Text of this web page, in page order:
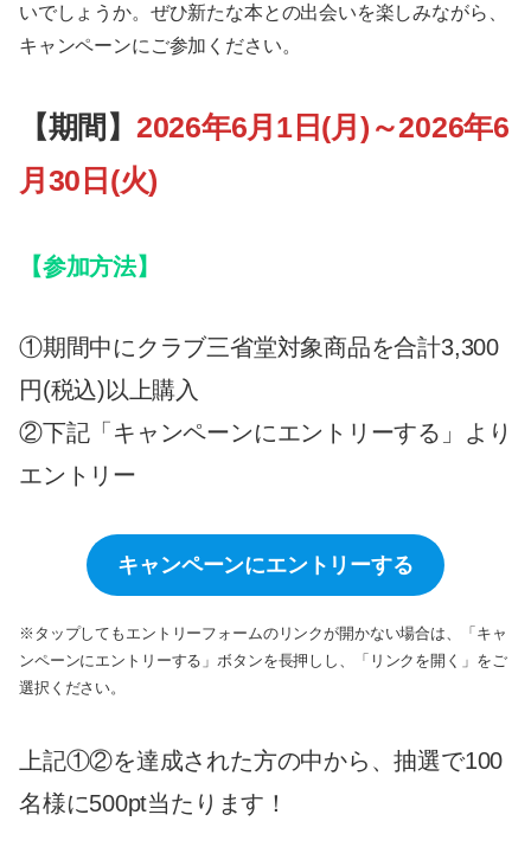
いでしょうか。ぜひ新たな本との出会いを楽しみながら、
キャンペーンにご参加ください。
【期間】 2026年6月1日(月)～2026年6
月30日(火)
【参加方法】
①期間中にクラブ三省堂対象商品を合計3,300
円(税込)以上購入
②下記「キャンペーンにエントリーする」より
エントリー
キャンペーンにエントリーする
※タップしてもエントリーフォームのリンクが開かない場合は、「キャ
ンペーンにエントリーする」ボタンを長押しし、「リンクを開く」をご
選択ください。
上記①②を達成された方の中から、抽選で100
名様に500pt当たります！